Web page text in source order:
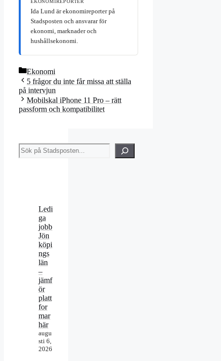
Ida Lund är ekonomireporter på
Stadsposten och ansvarar för
ekonomi, marknader och
hushållsekonomi.
Kategorier
Ekonomi
5 frågor du inte får missa att ställa
på intervjun
Mobilskal iPhone 11 Pro – rätt
passform och kompatibilitet
Sök
Ledi
ga
jobb
Jön
köpi
ngs
län
–
jämf
ör
platt
for
mar
här
augu
sti 6,
2026